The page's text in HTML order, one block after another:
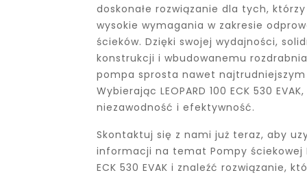
doskonałe rozwiązanie dla tych,
wysokie wymagania w zakresie
ścieków. Dzięki swojej wydajności,
konstrukcji i wbudowanemu
pompa sprosta nawet
Wybierając LEOPARD 100 ECK 530
niezawodność i efektywność.
Skontaktuj się z nami już teraz, aby
informacji na temat Pompy ściekowej
ECK 530 EVAK i znaleźć rozwiązanie,